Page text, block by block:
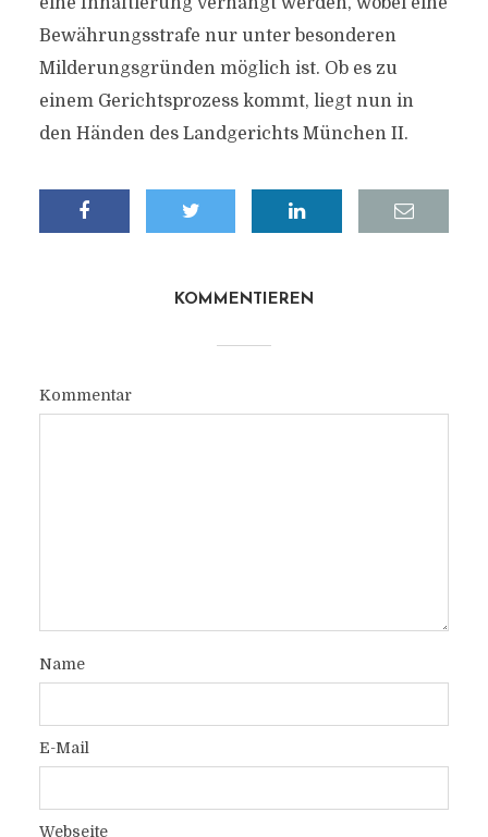
Bewährungsstrafe nur unter besonderen
Milderungsgründen möglich ist. Ob es zu
einem Gerichtsprozess kommt, liegt nun in
den Händen des Landgerichts München II.
KOMMENTIEREN
Kommentar
Name
E-Mail
Webseite